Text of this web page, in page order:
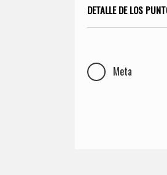
DETALLE DE LOS
Meta